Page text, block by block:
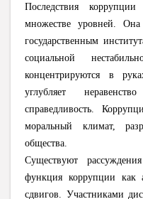
Последствия
множестве уровней.
государственным
социальной
концентрируются в
углубляет
справедливость.
моральный климат,
общества.
Существуют
функция коррупции как
сдвигов. Участниками